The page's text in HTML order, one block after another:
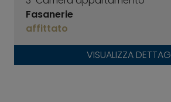
Fasanerie
affittato
VISUALIZZA